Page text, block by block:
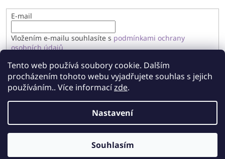
Tento web používá soubory cookie. Dalším
procházením tohoto webu vyjadřujete souhlas s jejich
používáním.. Více informacízde.
Nastavení
Souhlasím
E-mail
Vložením e-mailu souhlasíte s podmínkami ochrany
osobních údajů
PŘIHLÁSIT SE
Vytvořil Shoptet
Imandragora. Všechna práva vyhrazena.